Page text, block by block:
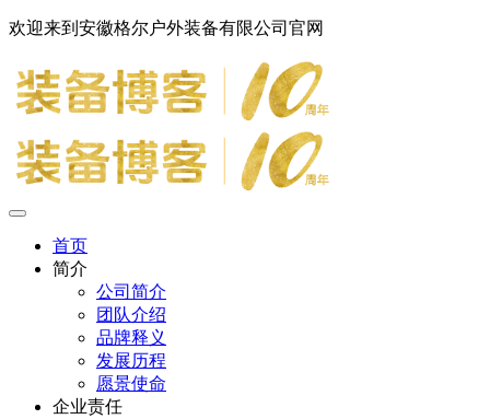
欢迎来到安徽格尔户外装备有限公司官网
首页
简介
公司简介
团队介绍
品牌释义
发展历程
愿景使命
企业责任